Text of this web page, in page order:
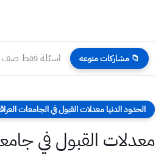
📁 مشاركات منوعه
الحدود الدنيا معدلات القبول في الجامعات
معدلات القبول في